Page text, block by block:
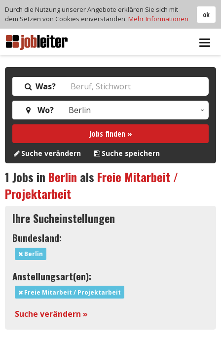
Was?
Wo?
Jobs finden »
Suche verändern Suche speichern
1 Jobs in Berlin als Freie Mitarbeit /
Projektarbeit
Ihre Sucheinstellungen
Bundesland:
Berlin
Anstellungsart(en):
Freie Mitarbeit / Projektarbeit
Suche verändern »
ok
Durch die Nutzung unserer Angebote erklären Sie sich mit
dem Setzen von Cookies einverstanden. Mehr Informationen